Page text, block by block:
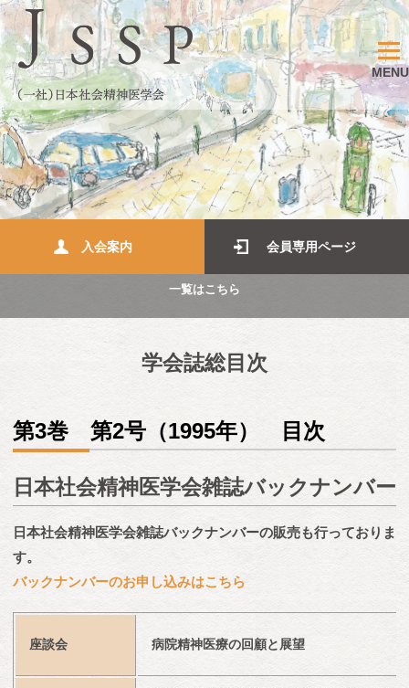
MENU
入会案内 会員専用ページ
一覧はこちら
学会誌総目次
第3巻 第2号（1995年） 目次
日本社会精神医学会雑誌バックナンバー
日本社会精神医学会雑誌バックナンバーの販売も行っておりま
す。
バックナンバーのお申し込みはこちら
座談会 病院精神医療の回顧と展望